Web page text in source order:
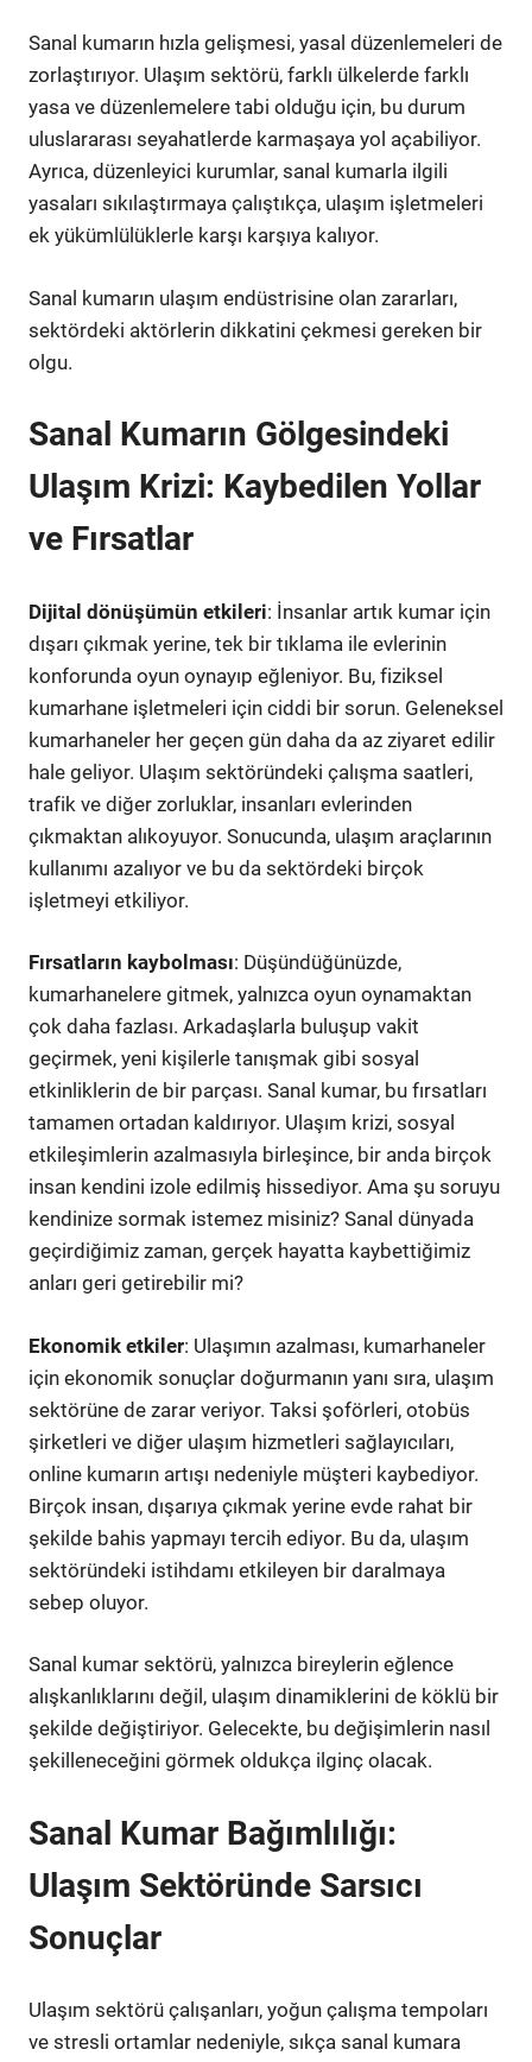
Sanal kumarın hızla gelişmesi, yasal düzenlemeleri de
zorlaştırıyor. Ulaşım sektörü, farklı ülkelerde farklı
yasa ve düzenlemelere tabi olduğu için, bu durum
uluslararası seyahatlerde karmaşaya yol açabiliyor.
Ayrıca, düzenleyici kurumlar, sanal kumarla ilgili
yasaları sıkılaştırmaya çalıştıkça, ulaşım işletmeleri
ek yükümlülüklerle karşı karşıya kalıyor.
Sanal kumarın ulaşım endüstrisine olan zararları,
sektördeki aktörlerin dikkatini çekmesi gereken bir
olgu.
Sanal Kumarın Gölgesindeki
Ulaşım Krizi: Kaybedilen Yollar
ve Fırsatlar
Dijital dönüşümün etkileri: İnsanlar artık kumar için
dışarı çıkmak yerine, tek bir tıklama ile evlerinin
konforunda oyun oynayıp eğleniyor. Bu, fiziksel
kumarhane işletmeleri için ciddi bir sorun. Geleneksel
kumarhaneler her geçen gün daha da az ziyaret edilir
hale geliyor. Ulaşım sektöründeki çalışma saatleri,
trafik ve diğer zorluklar, insanları evlerinden
çıkmaktan alıkoyuyor. Sonucunda, ulaşım araçlarının
kullanımı azalıyor ve bu da sektördeki birçok
işletmeyi etkiliyor.
Fırsatların kaybolması: Düşündüğünüzde,
kumarhanelere gitmek, yalnızca oyun oynamaktan
çok daha fazlası. Arkadaşlarla buluşup vakit
geçirmek, yeni kişilerle tanışmak gibi sosyal
etkinliklerin de bir parçası. Sanal kumar, bu fırsatları
tamamen ortadan kaldırıyor. Ulaşım krizi, sosyal
etkileşimlerin azalmasıyla birleşince, bir anda birçok
insan kendini izole edilmiş hissediyor. Ama şu soruyu
kendinize sormak istemez misiniz? Sanal dünyada
geçirdiğimiz zaman, gerçek hayatta kaybettiğimiz
anları geri getirebilir mi?
Ekonomik etkiler: Ulaşımın azalması, kumarhaneler
için ekonomik sonuçlar doğurmanın yanı sıra, ulaşım
sektörüne de zarar veriyor. Taksi şoförleri, otobüs
şirketleri ve diğer ulaşım hizmetleri sağlayıcıları,
online kumarın artışı nedeniyle müşteri kaybediyor.
Birçok insan, dışarıya çıkmak yerine evde rahat bir
şekilde bahis yapmayı tercih ediyor. Bu da, ulaşım
sektöründeki istihdamı etkileyen bir daralmaya
sebep oluyor.
Sanal kumar sektörü, yalnızca bireylerin eğlence
alışkanlıklarını değil, ulaşım dinamiklerini de köklü bir
şekilde değiştiriyor. Gelecekte, bu değişimlerin nasıl
şekilleneceğini görmek oldukça ilginç olacak.
Sanal Kumar Bağımlılığı:
Ulaşım Sektöründe Sarsıcı
Sonuçlar
Ulaşım sektörü çalışanları, yoğun çalışma tempoları
ve stresli ortamlar nedeniyle, sıkça sanal kumara